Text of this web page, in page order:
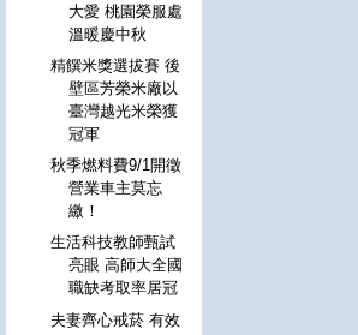
大愛 桃園榮服處
溫暖慶中秋
精饌米獎選拔賽 後
壁區芳榮米廠以
臺灣越光米榮獲
冠軍
秋季燃料費9/1開徵
營業車主莫忘
繳！
生活科技教師甄試
亮眼 高師大全國
職缺考取率居冠
夫妻齊心戒菸 有效